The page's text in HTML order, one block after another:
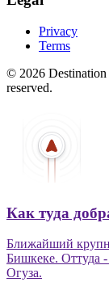
Privacy
Terms
© 2026
reserved.
Как туда
Ближайший
Бишкеке. Оттуда
Огуза.